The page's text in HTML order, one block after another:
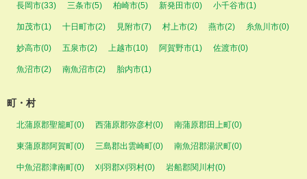
長岡市(33) 三条市(5) 柏崎市(5) 新発田市(0) 小千谷市(1)
加茂市(1) 十日町市(2) 見附市(7) 村上市(2) 燕市(2) 糸魚川市(0)
妙高市(0) 五泉市(2) 上越市(10) 阿賀野市(1) 佐渡市(0)
魚沼市(2) 南魚沼市(2) 胎内市(1)
町・村
北蒲原郡聖籠町(0) 西蒲原郡弥彦村(0) 南蒲原郡田上町(0)
東蒲原郡阿賀町(0) 三島郡出雲崎町(0) 南魚沼郡湯沢町(0)
中魚沼郡津南町(0) 刈羽郡刈羽村(0) 岩船郡関川村(0)